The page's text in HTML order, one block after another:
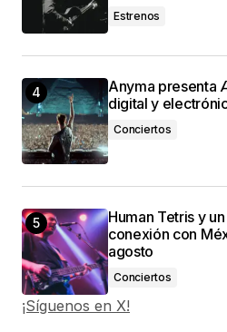
Estrenos
Anyma presenta
digital y
Conciertos
Human Tetris y
conexión con
agosto
Conciertos
¡Síguenos en X!